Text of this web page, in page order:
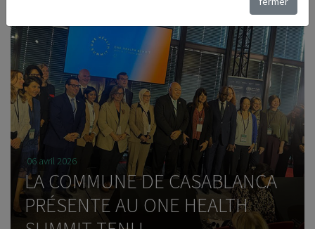
21 mars 2026
AÏD AL FITR : LA COMMUNE DE
CASABLANCA RENFORCE LE